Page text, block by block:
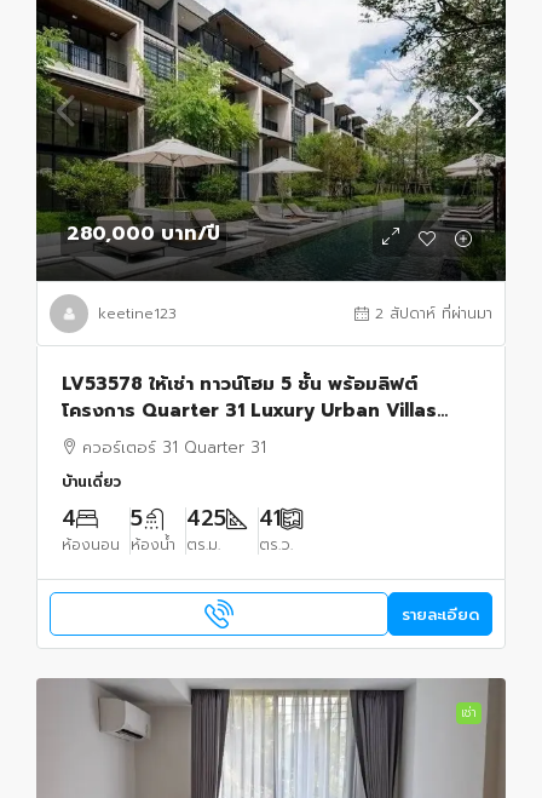
280,000 บาท/ปี
keetine123 2 สัปดาห์ ที่ผ่านมา
LV53578 ให้เช่า ทาวน์โฮม 5 ชั้น พร้อมลิฟต์
โครงการ Quarter 31 Luxury Urban Villas
ใจกลางสุขุมวิท
ควอร์เตอร์ 31 Quarter 31
บ้านเดี่ยว
4
ห้องนอน
5
ห้องน้ำ
425
ตร.ม.
41
ตร.ว.
รายละเอียด
เช่า